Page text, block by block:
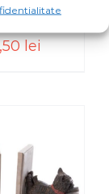
lei